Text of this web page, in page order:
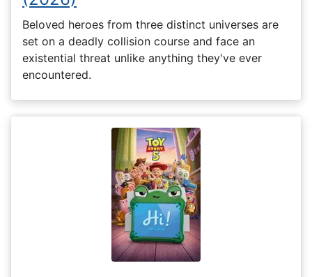
Beloved heroes from three distinct universes are
set on a deadly collision course and face an
existential threat unlike anything they've ever
encountered.